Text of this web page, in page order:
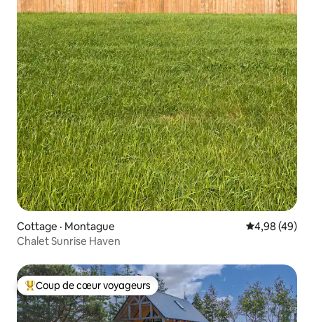
Cottage · Montague Note
4,98 (49)
Chalet Sunrise Haven
Coup de cœur voyageurs parmi les plus aimés
Coup de cœur voyageurs